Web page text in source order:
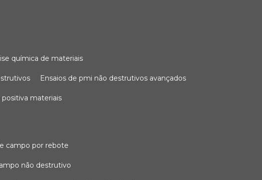
química de materiais
ensaios de pmi não destrutivos avançados
positiva materiais
campo por rebote
não destrutivo